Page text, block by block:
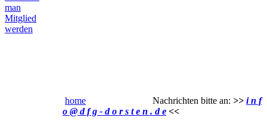
man
Mitglied
werden
home Nachrichten bitte an: >> i n f
o @ d f g - d o r s t e n . d e <<